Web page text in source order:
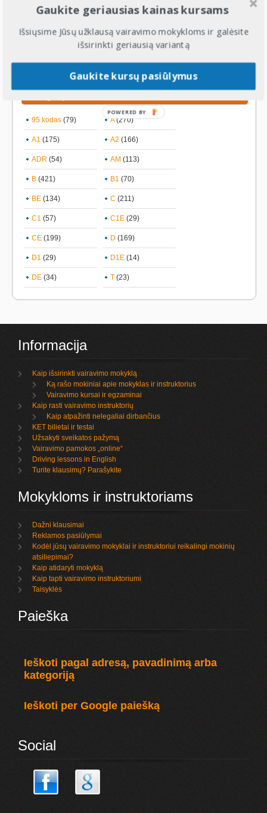
Žymės: papildomos vairavimo pamokos,Tauragė,Tauragės
vairavimo pamokos
Kategorijos
95 kodas (79) A(270)
A1 (175) A2 (166)
ADR (54) AM (113)
B (421) B1 (70)
BE (134) C (211)
C1 (57) C1E (29)
CE (199) D (169)
D1 (29) D1E (14)
DE (34) T (23)
Informacija
Kaip išsirinkti vairavimo mokyklą
Ką rašo mokiniai apie mokyklas ir instruktorius
Vairavimo kursai ir egzaminai
Kaip rasti vairavimo instruktorių
Kaip atpažinti nelegaliai dirbančius
KET bilietai ir testai
Užsakyti sveikatos pažymą
Vairavimo pamokos „online“
Driving lessons in English
Turite klausimų? Parašykite
Mokykloms ir instruktoriams
Dažni klausimai
Reklamos pasiūlymai
Kodėl jūsų vairavimo mokyklai ir instruktoriui reikalingi mokinių
atsiliepimai?
Kaip atidaryti mokyklą
Kaip tapti vairavimo instruktoriumi
Taisyklės
Paieška
Ieškoti pagal adresą, pavadinimą arba
kategoriją
Ieškoti per Google paiešką
Social
Gaukite geriausias kainas kursams
Išsiųsime Jūsų užklausą vairavimo mokykloms ir galėsite
išsirinkti geriausią variantą
Gaukite kursų pasiūlymus
POWERED BY